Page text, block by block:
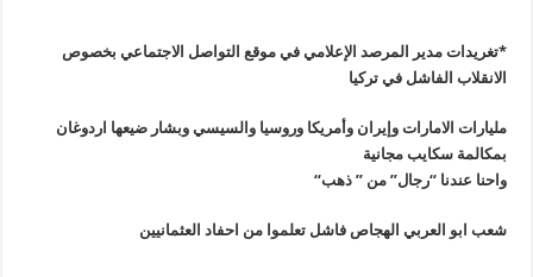
*تغريدات مدير المرصد الإعلامي في موقع التواصل الاجتماعي بخصوص
الانقلاب الفاشل في تركيا
مليارات الامارات وإيران وأمريكا وروسيا والسيسي وبشار ضيعها اردوغان
بمكالمة سكايب مجانية
واحنا عندنا “رجال” من ” ذهب“
شعب ابو العربي الهجاص فاشل تعلموا من احفاد العثمانيين